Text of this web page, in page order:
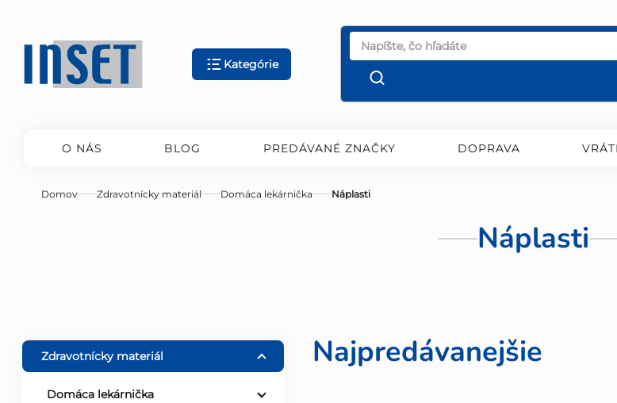
obsah
Kategórie
O NÁS BLOG PREDÁVANÉ ZNAČKY DOPRAVA
Domov Zdravotnícky materiál Domáca lekárnička Náplasti
Náplasti
o Zdravotnícky materiál
Domáca lekárnička
Najpredávanejšie